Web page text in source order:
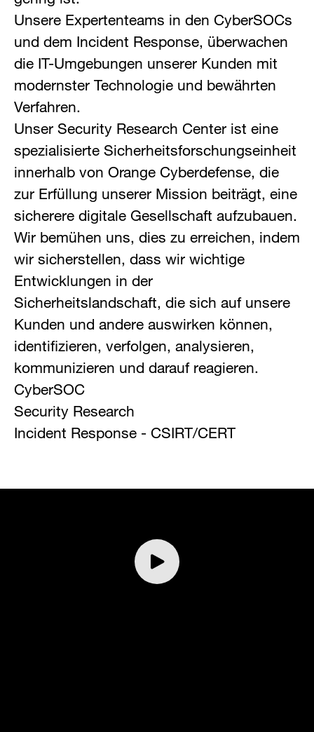
Unsere Expertenteams in den CyberSOCs
und dem Incident Response, überwachen
die IT-Umgebungen unserer Kunden mit
modernster Technologie und bewährten
Verfahren.
Unser Security Research Center ist eine
spezialisierte Sicherheitsforschungseinheit
innerhalb von Orange Cyberdefense, die
zur Erfüllung unserer Mission beiträgt, eine
sicherere digitale Gesellschaft aufzubauen.
Wir bemühen uns, dies zu erreichen, indem
wir sicherstellen, dass wir wichtige
Entwicklungen in der
Sicherheitslandschaft, die sich auf unsere
Kunden und andere auswirken können,
identifizieren, verfolgen, analysieren,
kommunizieren und darauf reagieren.
CyberSOC
Security Research
Incident Response - CSIRT/CERT